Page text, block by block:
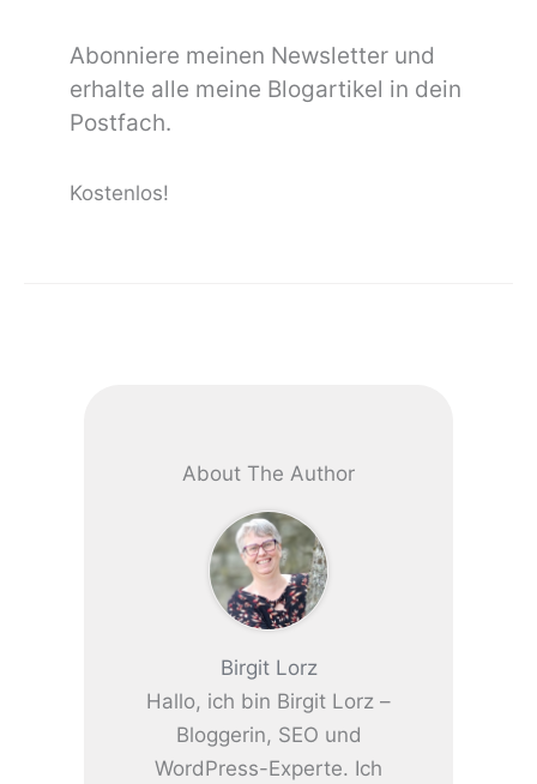
Abonniere meinen Newsletter und
erhalte alle meine Blogartikel in dein
Postfach.
Kostenlos!
About The Author
Birgit Lorz
Hallo, ich bin Birgit Lorz –
Bloggerin, SEO und
WordPress-Experte. Ich